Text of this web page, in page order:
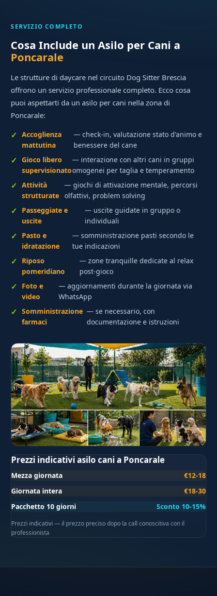
SERVIZIO COMPLETO
Cosa Include un Asilo per Cani a
Poncarale
Le strutture di daycare nel circuito Dog Sitter Brescia
offrono un servizio professionale completo. Ecco cosa
puoi aspettarti da un asilo per cani nella zona di
Poncarale:
Accoglienza
mattutina
— check-in, valutazione stato d'animo e
benessere del cane
Gioco libero
supervisionato
— interazione con altri cani in gruppi
omogenei per taglia e temperamento
Attività
strutturate
— giochi di attivazione mentale, percorsi
olfattivi, problem solving
Passeggiate e
uscite
— uscite guidate in gruppo o
individuali
Pasto e
idratazione
— somministrazione pasti secondo le
tue indicazioni
Riposo
pomeridiano
— zone tranquille dedicate al relax
post-gioco
Foto e
video
— aggiornamenti durante la giornata via
WhatsApp
Somministrazione
farmaci
— se necessario, con
documentazione e istruzioni
Prezzi indicativi asilo cani a Poncarale
Mezza giornata
€12-18
Giornata intera
€18-30
Pacchetto 10 giorni
Sconto 10-15%
Prezzi indicativi — il prezzo preciso dopo la call conoscitiva con il
professionista